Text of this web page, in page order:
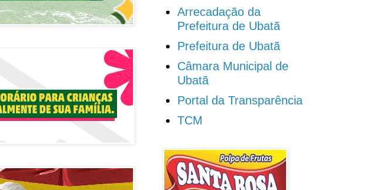
Arrecadação da
Prefeitura de Ubatã
Prefeitura de Ubatã
Câmara Municipal de
Ubatã
Portal da Transparência
TCM